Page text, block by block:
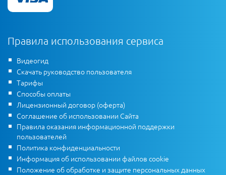
Правила использования сервиса
Видеогид
Скачать руководство пользователя
Тарифы
Способы оплаты
Лицензионный договор (оферта)
Соглашение об использовании Сайта
Правила оказания информационной поддержки
пользователей
Политика конфиденциальности
Информация об использовании файлов cookie
Положение об обработке и защите персональных данных